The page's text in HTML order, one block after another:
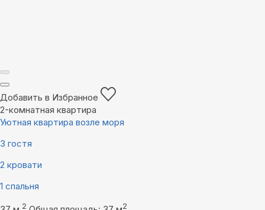
Добавить в Избранное
2-комнатная квартира
Уютная квартира возле моря
3 гостя
2 кровати
1 спальня
2 2